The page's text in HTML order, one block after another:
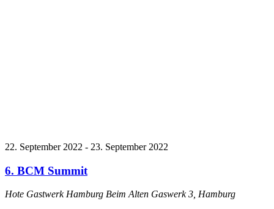
22. September 2022 - 23. September 2022
6. BCM Summit
Hote Gastwerk Hamburg Beim Alten Gaswerk 3, Hamburg